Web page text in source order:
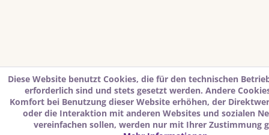
Diese Website benutzt Cookies, die für den technischen
erforderlich sind und stets gesetzt werden. Andere
Komfort bei Benutzung dieser Website erhöhen, der
oder die Interaktion mit anderen Websites und sozialen
vereinfachen sollen, werden nur mit Ihrer Zustimmung